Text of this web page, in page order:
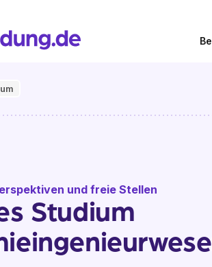
und freie Stellen
Studium